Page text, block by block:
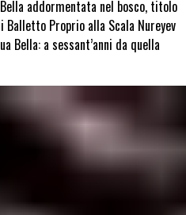
addormentata nel bosco, titolo
Balletto Proprio alla Scala Nureyev
Bella: a sessant’anni da quella